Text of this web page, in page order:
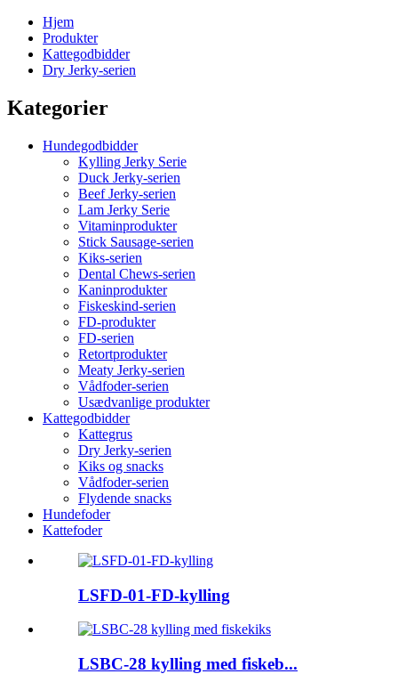
Hjem
Produkter
Kattegodbidder
Dry Jerky-serien
Kategorier
Hundegodbidder
Kylling Jerky Serie
Duck Jerky-serien
Beef Jerky-serien
Lam Jerky Serie
Vitaminprodukter
Stick Sausage-serien
Kiks-serien
Dental Chews-serien
Kaninprodukter
Fiskeskind-serien
FD-produkter
FD-serien
Retortprodukter
Meaty Jerky-serien
Vådfoder-serien
Usædvanlige produkter
Kattegodbidder
Kattegrus
Dry Jerky-serien
Kiks og snacks
Vådfoder-serien
Flydende snacks
Hundefoder
Kattefoder
LSFD-01-FD-kylling
LSBC-28 kylling med fiskeb...